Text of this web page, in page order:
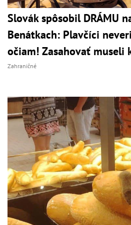
Slovák spôsobil DRÁMU
Benátkach: Plavčíci
očiam! Zasahovať museli
Zahraničné